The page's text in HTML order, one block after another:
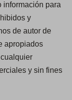
información para
y
de autor de
apropiados
y sin fines